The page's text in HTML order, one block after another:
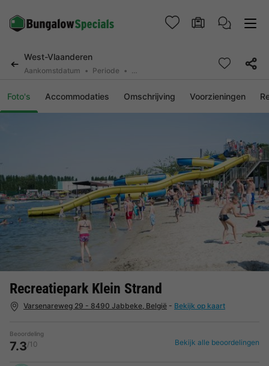
West-Vlaanderen
Aankomstdatum Periode 2 deelnemers, 0 huisdier
Foto's Accommodaties Omschrijving Voorzieningen
Recreatiepark Klein Strand
Varsenareweg 29 - 8490 Jabbeke, België - Bekijk op kaart
Beoordeling
7.3/10 Bekijk alle beoordelingen